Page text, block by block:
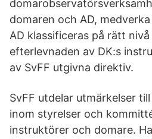
domaren och AD,
AD klassificeras på rätt
efterlevnaden av DK:s
av SvFF utgivna direktiv.
SvFF utdelar utmärkelser
inom styrelser och
instruktörer och domare.